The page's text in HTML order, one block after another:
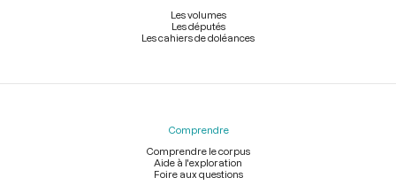
Les volumes
Les députés
Les cahiers de doléances
Comprendre
Comprendre le corpus
Aide à l'exploration
Foire aux questions